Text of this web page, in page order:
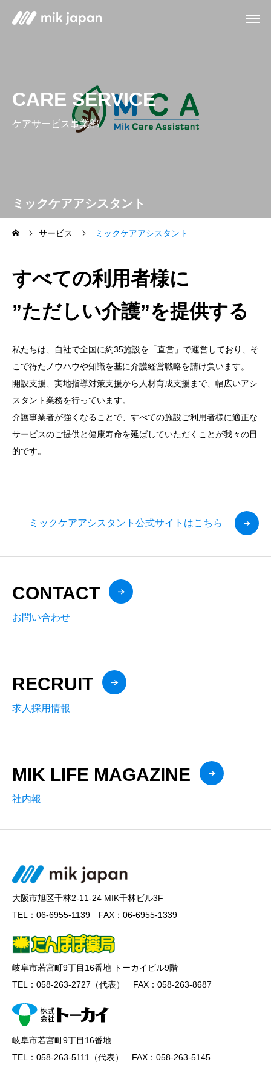
ミックケアアシスタント
CARE SERVICE
ケアサービス事業部
サービス ミックケアアシスタント
すべての利用者様に
”ただしい介護”を提供する
私たちは、自社で全国に約35施設を「直営」で運営しており、そ
こで得たノウハウや知識を基に介護経営戦略を請け負います。
開設支援、実地指導対策支援から人材育成支援まで、幅広いアシ
スタント業務を行っています。
介護事業者が強くなることで、すべての施設ご利用者様に適正な
サービスのご提供と健康寿命を延ばしていただくことが我々の目
的です。
ミックケアアシスタント公式サイトはこちら
CONTACT
お問い合わせ
RECRUIT
求人採用情報
MIK LIFE MAGAZINE
社内報
大阪市旭区千林2-11-24 MIK千林ビル3F
TEL：06-6955-1139 FAX：06-6955-1339
岐阜市若宮町9丁目16番地 トーカイビル9階
TEL：058-263-2727（代表） FAX：058-263-8687
岐阜市若宮町9丁目16番地
TEL：058-263-5111（代表） FAX：058-263-5145